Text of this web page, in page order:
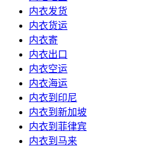
内衣发货
内衣货运
内衣寄
内衣出口
内衣空运
内衣海运
内衣到印尼
内衣到新加坡
内衣到菲律宾
内衣到马来